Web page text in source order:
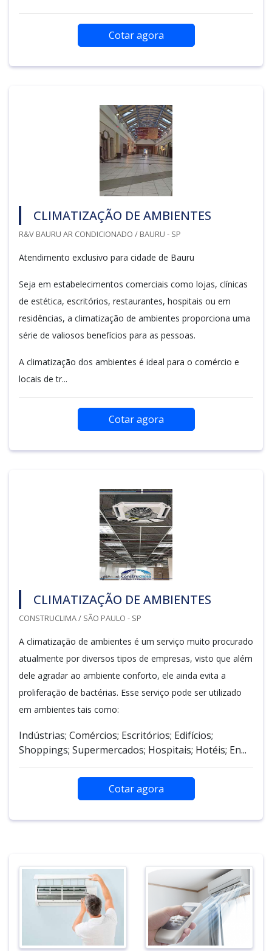
Cotar agora
CLIMATIZAÇÃO DE AMBIENTES
R&V BAURU AR CONDICIONADO / BAURU - SP
Atendimento exclusivo para cidade de Bauru
Seja em estabelecimentos comerciais como lojas, clínicas
de estética, escritórios, restaurantes, hospitais ou em
residências, a climatização de ambientes proporciona uma
série de valiosos benefícios para as pessoas.
A climatização dos ambientes é ideal para o comércio e
locais de tr...
Cotar agora
CLIMATIZAÇÃO DE AMBIENTES
CONSTRUCLIMA / SÃO PAULO - SP
A climatização de ambientes é um serviço muito procurado
atualmente por diversos tipos de empresas, visto que além
dele agradar ao ambiente conforto, ele ainda evita a
proliferação de bactérias. Esse serviço pode ser utilizado
em ambientes tais como:
Indústrias; Comércios; Escritórios; Edifícios;
Shoppings; Supermercados; Hospitais; Hotéis; En...
Cotar agora